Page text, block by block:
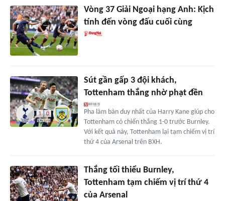
Vòng 37 Giải Ngoại hạng Anh: Kịch
tính đến vòng đấu cuối cùng
Sút gần gấp 3 đội khách,
Tottenham thắng nhờ phạt đền
Pha làm bàn duy nhất của Harry Kane giúp cho
Tottenham có chiến thắng 1-0 trước Burnley.
Với kết quả này, Tottenham lại tạm chiếm vị trí
thứ 4 của Arsenal trên BXH.
Thắng tối thiểu Burnley,
Tottenham tạm chiếm vị trí thứ 4
của Arsenal